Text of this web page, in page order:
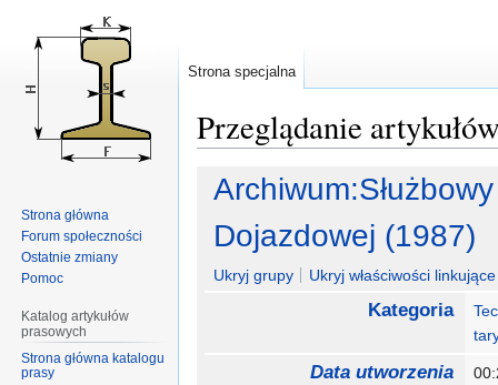
Przeglądanie
Przejdź
nawigacji
Przejdź
wyszukiwania
Dojazdowej (1987)
Ukryj grupy Ukryj właściwości
Kategoria
Data utworzenia
Strona specjalna
Strona główna
Forum społeczności
Ostatnie zmiany
Pomoc
Katalog artykułów
prasowych
Strona główna katalogu
prasy